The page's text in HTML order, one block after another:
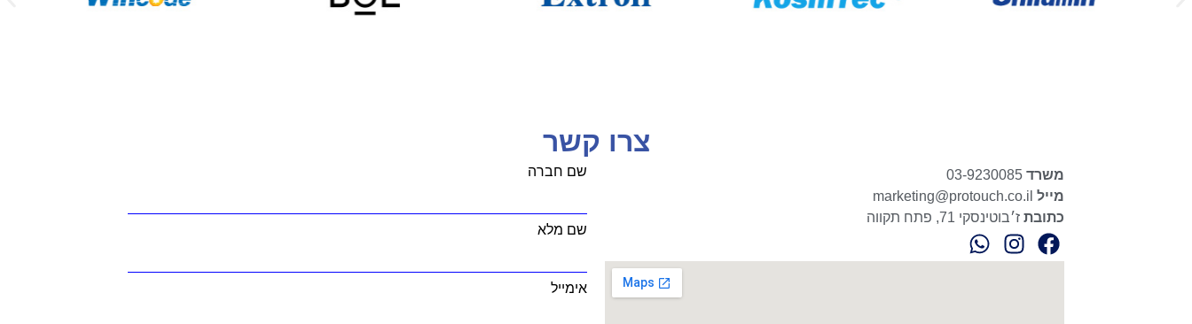
צרו קשר
משרד 03-9230085
מייל
כתובת ז׳בוטינסקי 71, פתח תקווה
שם חברה
שם מלא
אימייל